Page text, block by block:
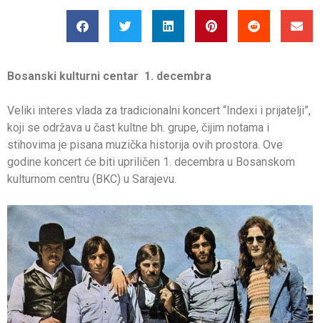
Bosanski kulturni centar 1. decembra
Veliki interes vlada za tradicionalni koncert “Indexi i prijatelji”,
koji se održava u čast kultne bh. grupe, čijim notama i
stihovima je pisana muzička historija ovih prostora. Ove
godine koncert će biti upriličen 1. decembra u Bosanskom
kulturnom centru (BKC) u Sarajevu.